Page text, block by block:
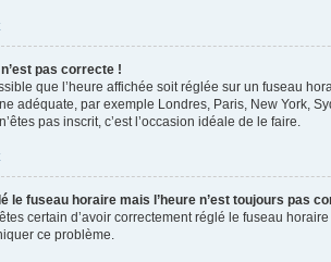
n’est pas correcte !
que l’heure affichée soit réglée sur un fuseau
adéquate, par exemple Londres, Paris, New York,
pas inscrit, c’est l’occasion idéale de le faire.
le fuseau horaire mais l’heure n’est toujours pas
certain d’avoir correctement réglé le fuseau
ce problème.